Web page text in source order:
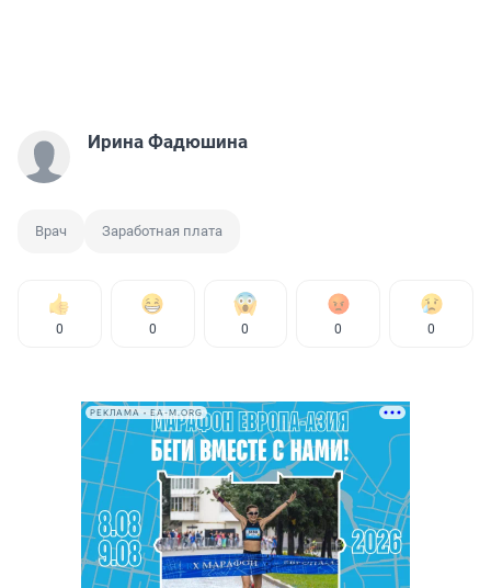
Ирина Фадюшина
Врач Заработная плата
0 0 0 0 0
РЕКЛАМА • EA-M.ORG